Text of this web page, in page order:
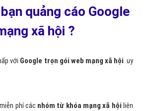
quảng cáo Google
xã hội ?
với Google trọn gói web mạng xã hội uy
phí các nhóm từ khóa mạng xã hội liên